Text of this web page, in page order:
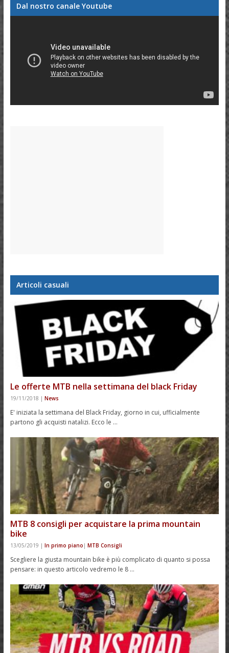
Dal nostro canale Youtube
Articoli casuali
Le offerte MTB nella settimana del black Friday
19/11/2018 | News
E' iniziata la settimana del Black Friday, giorno in cui, ufficialmente
partono gli acquisti natalizi. Ecco le …
MTB 8 consigli per acquistare la prima mountain
bike
13/05/2019 | In primo piano | MTB Consigli
Scegliere la giusta mountain bike è più complicato di quanto si possa
pensare: in questo articolo vedremo le 8 …